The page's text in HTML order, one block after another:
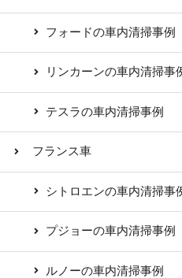
フォードの車内清掃事例
リンカーンの車内清掃事
テスラの車内清掃事例
フランス車
シトロエンの車内清掃事
プジョーの車内清掃事例
ルノーの車内清掃事例